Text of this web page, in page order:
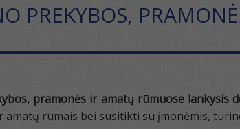
PREKYBOS,
pramonės ir amatų rūmuose lankysis
rūmais bei susitikti su įmonėmis,